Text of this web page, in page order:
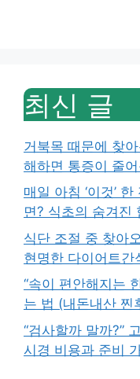
최신 글
거북목 때문에 찾
해하면 통증이 줄
매일 아침 ‘이것’
면? 식초의 숨겨진
식단 조절 중 찾아
현명한 다이어트간
“속이 편안해지는
는 법 (내돈내산 찐
“검사할까 말까?”
시경 비용과 준비